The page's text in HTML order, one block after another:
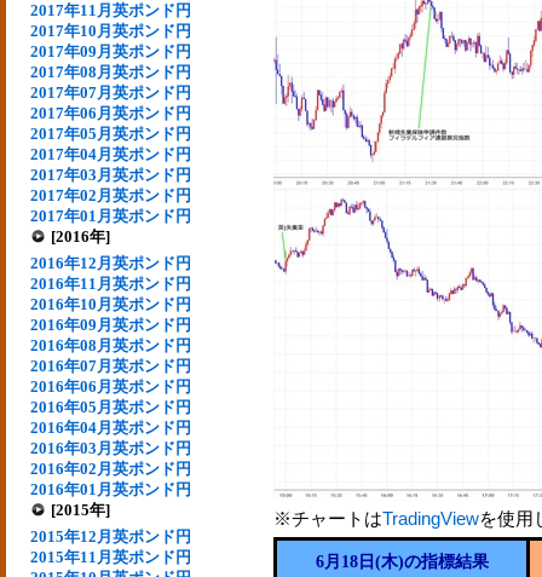
2017年11月英ポンド円
2017年10月英ポンド円
2017年09月英ポンド円
2017年08月英ポンド円
2017年07月英ポンド円
2017年06月英ポンド円
2017年05月英ポンド円
2017年04月英ポンド円
2017年03月英ポンド円
2017年02月英ポンド円
2017年01月英ポンド円
[2016年]
2016年12月英ポンド円
2016年11月英ポンド円
2016年10月英ポンド円
2016年09月英ポンド円
2016年08月英ポンド円
2016年07月英ポンド円
2016年06月英ポンド円
2016年05月英ポンド円
2016年04月英ポンド円
2016年03月英ポンド円
2016年02月英ポンド円
2016年01月英ポンド円
[2015年]
2015年12月英ポンド円
2015年11月英ポンド円
※チャートはTradingViewを使用
6月18日(木)の指標結果